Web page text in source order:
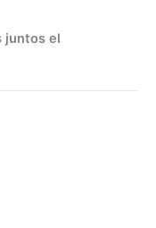
juntos el